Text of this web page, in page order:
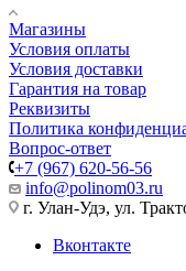
Магазины
Условия оплаты
Условия доставки
Гарантия на товар
Реквизиты
Политика
Вопрос-ответ
+7 (967) 620-56-56
info@polinom03.ru
г. Улан-Удэ, ул.
Вконтакте